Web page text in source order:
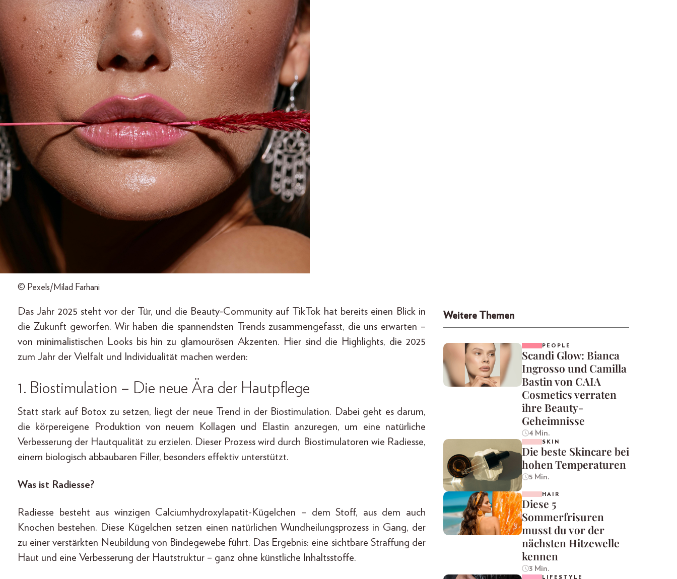
© Pexels/Milad Farhani
Das Jahr 2025 steht vor der Tür, und die Beauty-Community auf TikTok hat bereits einen Blick in
die Zukunft geworfen. Wir haben die spannendsten Trends zusammengefasst, die uns erwarten –
von minimalistischen Looks bis hin zu glamourösen Akzenten. Hier sind die Highlights, die 2025
zum Jahr der Vielfalt und Individualität machen werden:
1. Biostimulation – Die neue Ära der Hautpflege
Statt stark auf Botox zu setzen, liegt der neue Trend in der Biostimulation. Dabei geht es darum,
die körpereigene Produktion von neuem Kollagen und Elastin anzuregen, um eine natürliche
Verbesserung der Hautqualität zu erzielen. Dieser Prozess wird durch Biostimulatoren wie Radiesse,
einem biologisch abbaubaren Filler, besonders effektiv unterstützt.
Was ist Radiesse?
Radiesse besteht aus winzigen Calciumhydroxylapatit-Kügelchen – dem Stoff, aus dem auch
Knochen bestehen. Diese Kügelchen setzen einen natürlichen Wundheilungsprozess in Gang, der
zu einer verstärkten Neubildung von Bindegewebe führt. Das Ergebnis: eine sichtbare Straffung der
Haut und eine Verbesserung der Hautstruktur – ganz ohne künstliche Inhaltsstoffe.
Weitere Themen
PEOPLE
Scandi Glow: Bianca
Ingrosso und Camilla
Bastin von CAIA
Cosmetics verraten
ihre Beauty-
Geheimnisse
4 Min.
SKIN
Die beste Skincare bei
hohen Temperaturen
5 Min.
HAIR
Diese 5
Sommerfrisuren
musst du vor der
nächsten Hitzewelle
kennen
3 Min.
LIFESTYLE